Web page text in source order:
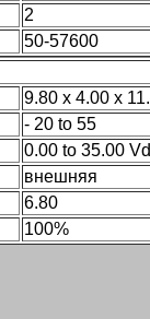
2
50-57600
9.80 x 4.00 x
- 20 to 55
0.00 to 35.00
внешняя
6.80
100%